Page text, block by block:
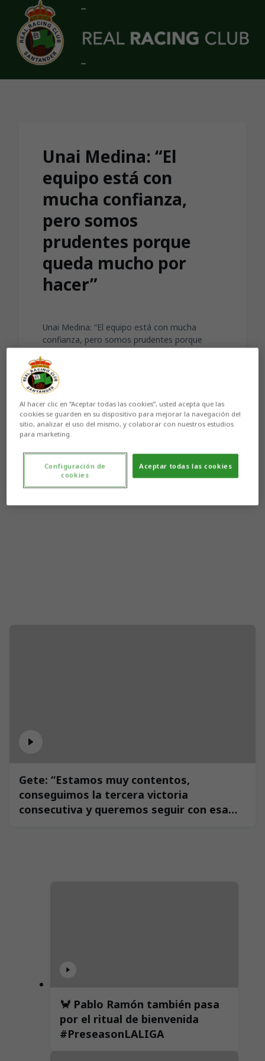
Skip to main content
Unai Medina: “El
equipo está con
mucha confianza,
pero somos
prudentes porque
queda mucho por
hacer”
Unai Medina: “El equipo está con mucha
confianza, pero somos prudentes porque
queda mucho por hacer”
Aún no hay reacciones. ¡Sé el primero!
Gete: “Estamos muy contentos,
conseguimos la tercera victoria
consecutiva y queremos seguir con esa
🦀 Pablo Ramón también pasa
por el ritual de bienvenida
#PreseasonLALIGA
Al hacer clic en “Aceptar todas las cookies”, usted acepta que las
cookies se guarden en su dispositivo para mejorar la navegación del
sitio, analizar el uso del mismo, y colaborar con nuestros estudios
para marketing.
Aceptar todas las cookies
Configuración de
cookies